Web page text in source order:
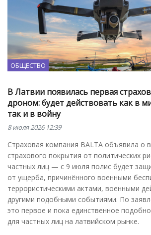
ОБЩЕСТВО
В Латвии появилась первая
дроном: будет действовать как в
так и в войну
8 июля 2026 12:39
Страховая компания BALTA объявила о
страхового покрытия от политических
частных лиц — с 9 июля полис будет
от ущерба, причинённого военными
террористическими актами, военными
другими подобными событиями. По
это первое и пока единственное
для частных лиц на латвийском рынке.